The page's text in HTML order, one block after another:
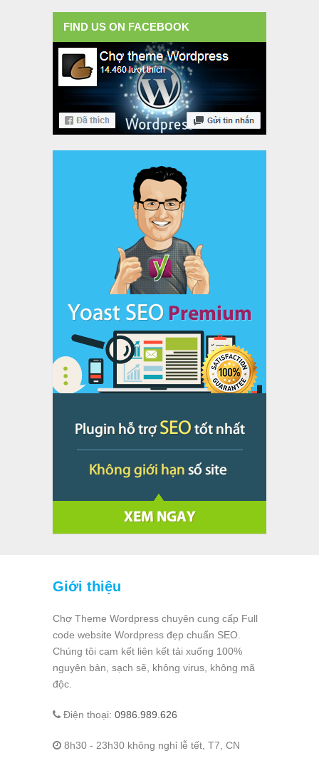
FIND US ON FACEBOOK
Giới thiệu
Chợ Theme Wordpress chuyên cung cấp Full
code website Wordpress đẹp chuẩn SEO.
Chúng tôi cam kết liên kết tải xuống 100%
nguyên bản, sạch sẽ, không virus, không mã
độc.
Điện thoại: 0986.989.626
8h30 - 23h30 không nghỉ lễ tết, T7, CN